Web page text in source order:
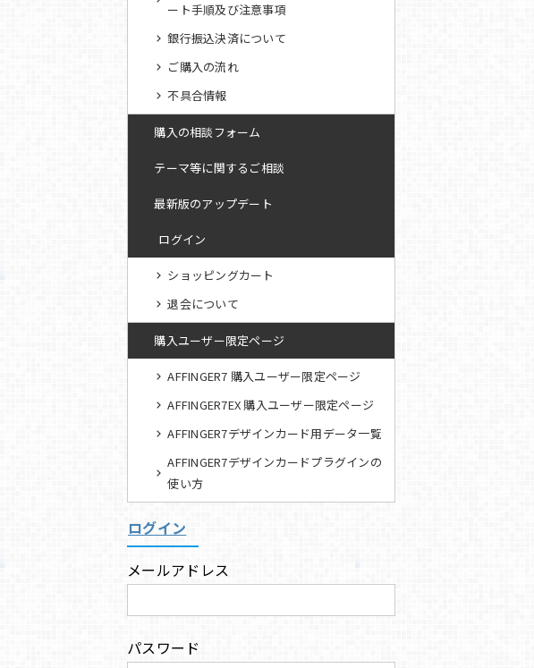
ート手順及び注意事項
銀行振込決済について
ご購入の流れ
不具合情報
購入の相談フォーム
テーマ等に関するご相談
最新版のアップデート
ログイン
ショッピングカート
退会について
購入ユーザー限定ページ
AFFINGER7 購入ユーザー限定ページ
AFFINGER7EX 購入ユーザー限定ページ
AFFINGER7デザインカード用データ一覧
AFFINGER7デザインカードプラグインの
使い方
ログイン
メールアドレス
パスワード